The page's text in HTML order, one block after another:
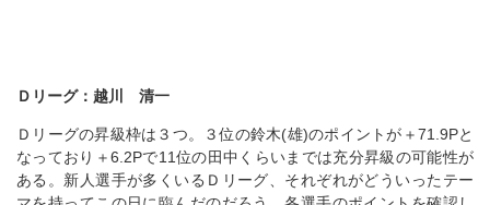
Ｄリーグ：越川 清一
Ｄリーグの昇級枠は３つ。３位の鈴木(雄)のポイントが＋71.9Pと
なっており＋6.2Pで11位の田中くらいまでは充分昇級の可能性が
ある。新人選手が多くいるＤリーグ、それぞれがどういったテー